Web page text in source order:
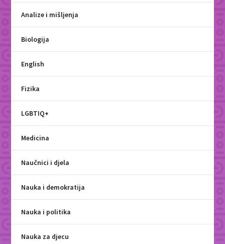
Analize i mišljenja
Biologija
English
Fizika
LGBTIQ+
Medicina
Naučnici i djela
Nauka i demokratija
Nauka i politika
Nauka za djecu